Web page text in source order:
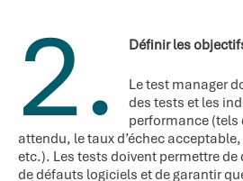
2. Définir les
Le test manager
des tests et les
performance (tels
attendu, le taux d’échec
etc.). Les tests doivent permettre
de défauts logiciels et de garantir